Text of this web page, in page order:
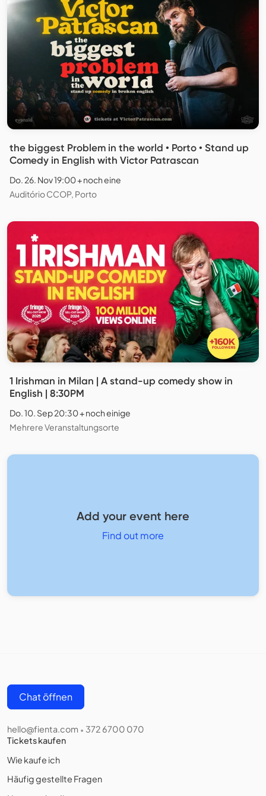
the biggest Problem in the world • Porto • Stand up
Comedy in English with Victor Patrascan
Do. 26. Nov 19:00 + noch eine
Auditório CCOP, Porto
1 Irishman in Milan | A stand-up comedy show in
English | 8:30PM
Do. 10. Sep 20:30 + noch einige
Mehrere Veranstaltungsorte
Add your event here
Find out more
Chat öffnen
hello@fienta.com • 372 6700 070
Tickets kaufen
Wie kaufe ich
Häufig gestellte Fragen